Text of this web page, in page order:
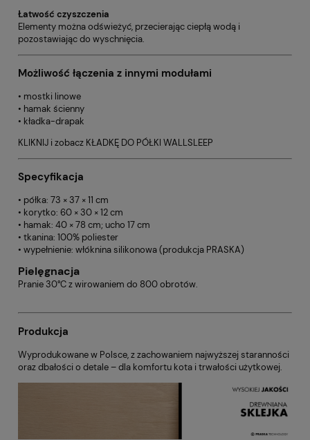
Łatwość czyszczenia
Elementy można odświeżyć, przecierając ciepłą wodą i
pozostawiając do wyschnięcia.
Możliwość łączenia z innymi modułami
• mostki linowe
• hamak ścienny
• kładka-drapak
KLIKNIJ i zobacz KŁADKĘ DO PÓŁKI WALLSLEEP
Specyfikacja
• półka: 73 × 37 × 11 cm
• korytko: 60 × 30 × 12 cm
• hamak: 40 × 78 cm; ucho 17 cm
• tkanina: 100% poliester
• wypełnienie: włóknina silikonowa (produkcja PRASKA)
Pielęgnacja
Pranie 30°C z wirowaniem do 800 obrotów.
Produkcja
Wyprodukowane w Polsce, z zachowaniem najwyższej staranności
oraz dbałości o detale – dla komfortu kota i trwałości użytkowej.